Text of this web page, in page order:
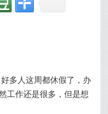
多人这周都休假了，办
工作还是很多，但是想